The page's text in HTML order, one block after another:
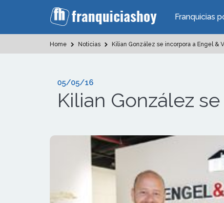
Franquicias
Home Noticias Kilian González se incorpora a Engel &
05/05/16
Kilian González